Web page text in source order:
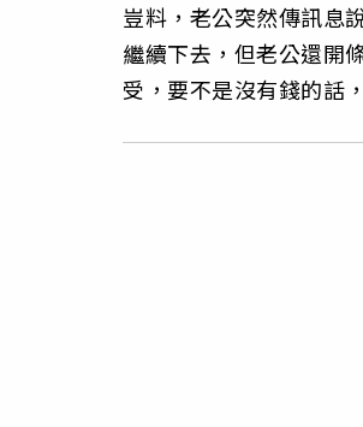
豈料，老公突然傳訊息
繼續下去，但老公還開
受，要不是沒有錢的話